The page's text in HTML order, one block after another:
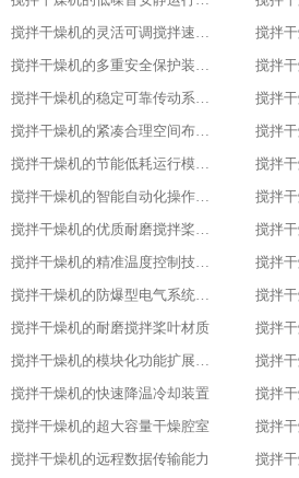
搅拌干燥机的灵活可调搅拌速度功能
搅拌干燥机的多重安全保护装置配置
搅拌干燥机的稳定可靠传动系统性能
搅拌干燥机的紧凑合理空间布局设计
搅拌干燥机的节能低耗运行模式特点
搅拌干燥机的智能自动化操作流程设计
搅拌干燥机的优质耐磨搅拌桨叶材质
搅拌干燥机的精准温度控制技术亮点
搅拌干燥机的防爆型电气系统配置
搅拌
搅拌干燥机的耐磨搅拌桨叶材质
搅拌
搅拌干燥机的模块化功能扩展设计
搅拌干燥机的快速降温冷却装置
搅拌干燥机的超大容量干燥腔室
搅拌干燥机的远程数据传输能力
搅拌